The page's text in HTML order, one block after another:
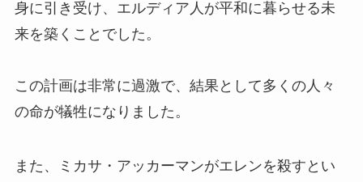
身に引き受け、エルディア人が平和に暮らせる未
来を築くことでした。
この計画は非常に過激で、結果として多くの人々
の命が犠牲になりました。
また、ミカサ・アッカーマンがエレンを殺すとい